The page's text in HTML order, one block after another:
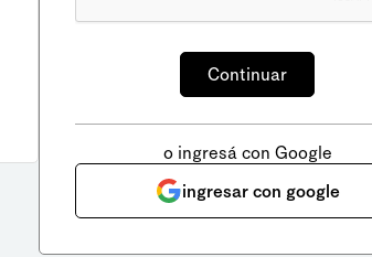
o ingresá con Google
ingresar con google